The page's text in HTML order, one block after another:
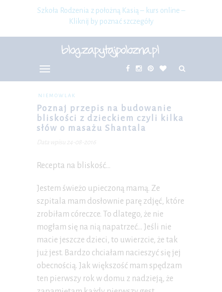
Szkoła Rodzenia z położną Kasią – kurs online –
Kliknij by poznać szczegóły
NIEMOWLAK
Poznaj przepis na budowanie
bliskości z dzieckiem czyli kilka
słów o masażu Shantala
Data wpisu 24-08-2016
Recepta na bliskość…
Jestem świeżo upieczoną mamą. Ze
szpitala mam dosłownie parę zdjęć, które
zrobiłam córeczce. To dlatego, że nie
mogłam się na nią napatrzeć… Jeśli nie
macie jeszcze dzieci, to uwierzcie, że tak
już jest. Bardzo chciałam nacieszyć się jej
obecnością. Jak większość mam spędzam
ten pierwszy rok w domu z nadzieją, że